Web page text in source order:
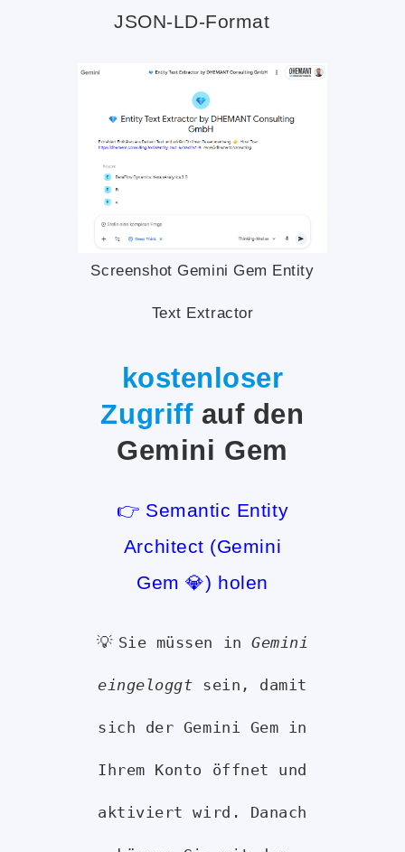
JSON-LD-Format
Screenshot Gemini Gem Entity
Text Extractor
kostenloser
Zugriffauf den
Gemini Gem
👉 Semantic Entity
Architect (Gemini
Gem 💎) holen
💡 Sie müssen inGemini
eingeloggt sein, damit
sich der Gemini Gem in
Ihrem Konto öffnet und
aktiviert wird. Danach